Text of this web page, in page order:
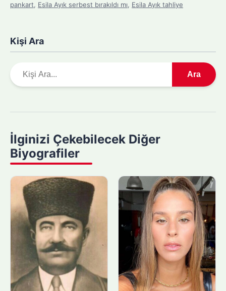
pankart, Esila Ayık serbest bırakıldı mı, Esila Ayık tahliye
Kişi Ara
r
y
a
p
n
Ara
İlginizi Çekebilecek Diğer
Biyografiler